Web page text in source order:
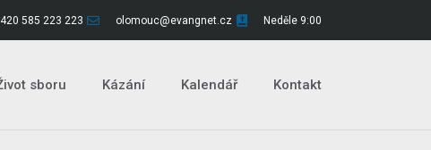
585 223 223 olomouc@evangnet.cz Neděle 9:00
sboru Kázání Kalendář Kontakt